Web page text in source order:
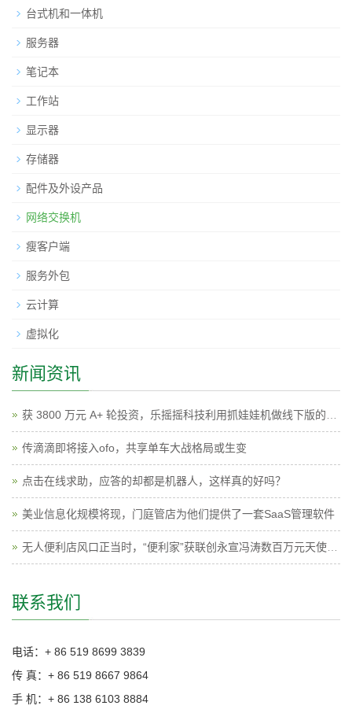
台式机和一体机
服务器
笔记本
工作站
显示器
存储器
配件及外设产品
网络交换机
瘦客户端
服务外包
云计算
虚拟化
新闻资讯
传滴滴即将接入ofo，共享单车大战格局或生变
点击在线求助，应答的却都是机器人，这样真的好吗？
美业信息化规模将现，门庭管店为他们提供了一套SaaS管理软件
联系我们
电话：+ 86 519 8699 3839
传 真：+ 86 519 8667 9864
手 机：+ 86 138 6103 8884